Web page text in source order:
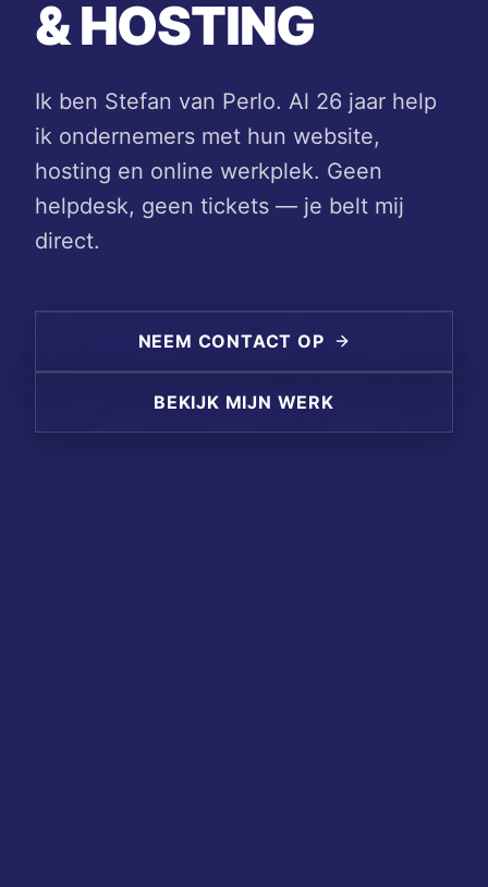
& HOSTING
Ik ben Stefan van Perlo. Al 26 jaar help
ik ondernemers met hun website,
hosting en online werkplek. Geen
helpdesk, geen tickets — je belt mij
direct.
NEEM CONTACT OP
BEKIJK MIJN WERK